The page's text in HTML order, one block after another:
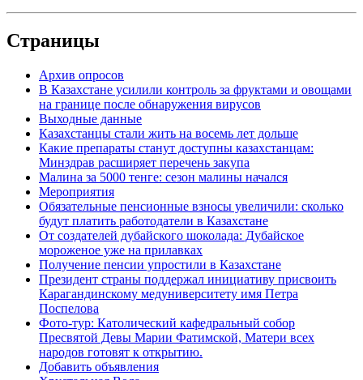
Страницы
Архив опросов
В Казахстане усилили контроль за фруктами и овощами
на границе после обнаружения вирусов
Выходные данные
Казахстанцы стали жить на восемь лет дольше
Какие препараты станут доступны казахстанцам:
Минздрав расширяет перечень закупа
Малина за 5000 тенге: сезон малины начался
Мероприятия
Обязательные пенсионные взносы увеличили: сколько
будут платить работодатели в Казахстане
От создателей дубайского шоколада: Дубайское
мороженое уже на прилавках
Получение пенсии упростили в Казахстане
Президент страны поддержал инициативу присвоить
Карагандинскому медуниверситету имя Петра
Поспелова
Фото-тур: Католический кафедральный собор
Пресвятой Девы Марии Фатимской, Матери всех
народов готовят к открытию.
Добавить объявления